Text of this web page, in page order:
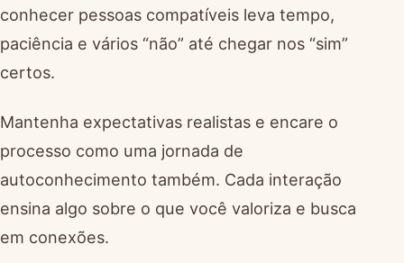
conhecer pessoas compatíveis leva tempo,
paciência e vários “não” até chegar nos “sim”
certos.
Mantenha expectativas realistas e encare o
processo como uma jornada de
autoconhecimento também. Cada interação
ensina algo sobre o que você valoriza e busca
em conexões.